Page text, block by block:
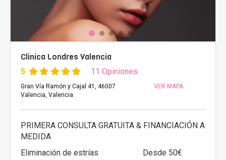
Clinica Londres Valencia
5 11 Opiniones
Gran Vía Ramón y Cajal 41, 46007
Valencia, Valencia
VER MAPA
PRIMERA CONSULTA GRATUITA & FINANCIACIÓN A
MEDIDA
Eliminación de estrías
Desde 50€